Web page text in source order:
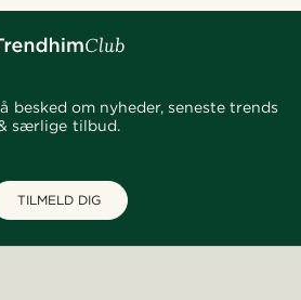
om nyheder, seneste trends
særlige tilbud.
TILMELD DIG